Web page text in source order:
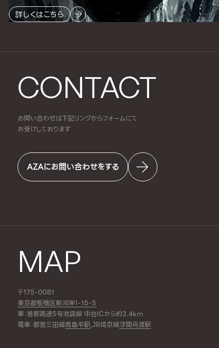
CONTACT
お問い合わせは下記リンクからフォームにて
お受けしております
AZAにお問い合わせをする
MAP
〒175-0081
東京都板橋区新河岸1-15-5
車：首都高速5号池袋線 中台ICから約3.4km
電車：都営三田線高島平駅,JR埼京線浮間舟渡駅
詳しくはこちら